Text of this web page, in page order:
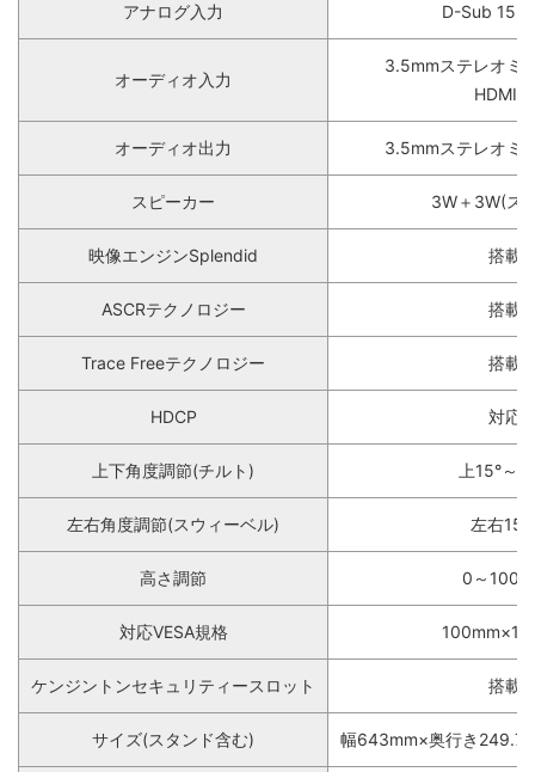
アナログ入力 D-Sub 15
オーディオ入力
3.5mmステレオミ
HDMI×1
オーディオ出力 3.5mmステレオミ
スピーカー 3W＋3W(ス
映像エンジンSplendid 搭載
ASCRテクノロジー 搭載
Trace Freeテクノロジー 搭載
HDCP 対応
上下角度調節(チルト) 上15°～
左右角度調節(スウィーベル) 左右
高さ調節 0～
対応VESA規格
ケンジントンセキュリティースロット 搭載
サイズ(スタンド含む) 幅643mm×奥行き